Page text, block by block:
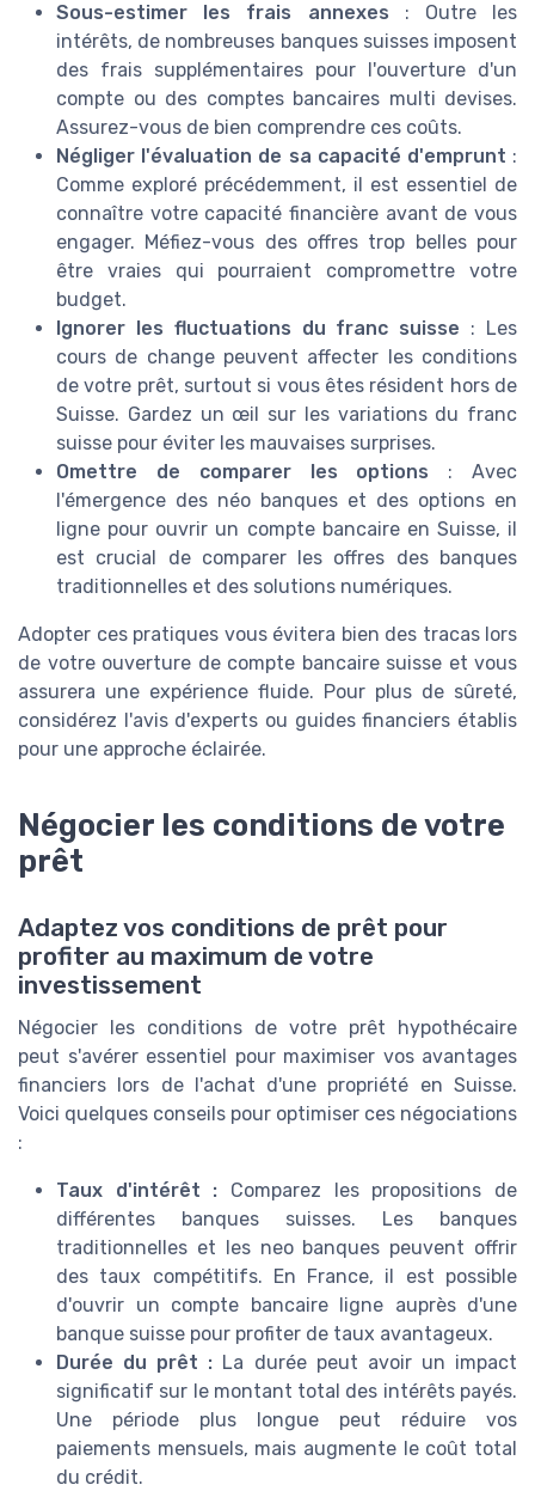
Sous-estimer les frais annexes : Outre les
intérêts, de nombreuses banques suisses imposent
des frais supplémentaires pour l'ouverture d'un
compte ou des comptes bancaires multi devises.
Assurez-vous de bien comprendre ces coûts.
Négliger l'évaluation de sa capacité d'emprunt :
Comme exploré précédemment, il est essentiel de
connaître votre capacité financière avant de vous
engager. Méfiez-vous des offres trop belles pour
être vraies qui pourraient compromettre votre
budget.
Ignorer les fluctuations du franc suisse : Les
cours de change peuvent affecter les conditions
de votre prêt, surtout si vous êtes résident hors de
Suisse. Gardez un œil sur les variations du franc
suisse pour éviter les mauvaises surprises.
Omettre de comparer les options : Avec
l'émergence des néo banques et des options en
ligne pour ouvrir un compte bancaire en Suisse, il
est crucial de comparer les offres des banques
traditionnelles et des solutions numériques.
Adopter ces pratiques vous évitera bien des tracas lors
de votre ouverture de compte bancaire suisse et vous
assurera une expérience fluide. Pour plus de sûreté,
considérez l'avis d'experts ou guides financiers établis
pour une approche éclairée.
Négocier les conditions de votre
prêt
Adaptez vos conditions de prêt pour
profiter au maximum de votre
investissement
Négocier les conditions de votre prêt hypothécaire
peut s'avérer essentiel pour maximiser vos avantages
financiers lors de l'achat d'une propriété en Suisse.
Voici quelques conseils pour optimiser ces négociations
:
Taux d'intérêt : Comparez les propositions de
différentes banques suisses. Les banques
traditionnelles et les neo banques peuvent offrir
des taux compétitifs. En France, il est possible
d'ouvrir un compte bancaire ligne auprès d'une
banque suisse pour profiter de taux avantageux.
Durée du prêt : La durée peut avoir un impact
significatif sur le montant total des intérêts payés.
Une période plus longue peut réduire vos
paiements mensuels, mais augmente le coût total
du crédit.